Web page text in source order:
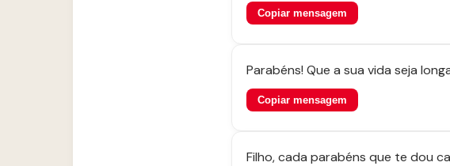
Copiar mensagem
Parabéns! Que a sua vida seja
Copiar mensagem
Filho, cada parabéns que te dou